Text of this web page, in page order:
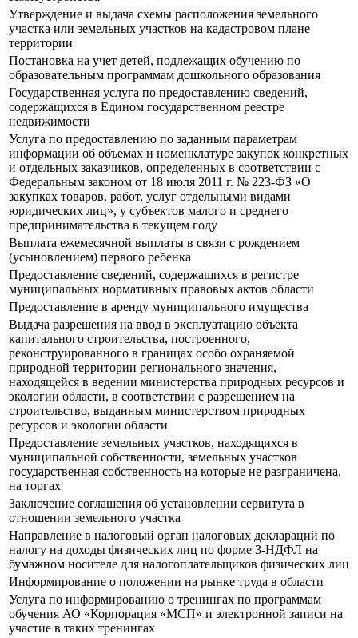
Утверждение и выдача схемы расположения земельного
участка или земельных участков на кадастровом плане
территории
Постановка на учет детей, подлежащих обучению по
образовательным программам дошкольного образования
Государственная услуга по предоставлению сведений,
содержащихся в Едином государственном реестре
недвижимости
Услуга по предоставлению по заданным параметрам
информации об объемах и номенклатуре закупок конкретных
и отдельных заказчиков, определенных в соответствии с
Федеральным законом от 18 июля 2011 г. № 223-ФЗ «О
закупках товаров, работ, услуг отдельными видами
юридических лиц», у субъектов малого и среднего
предпринимательства в текущем году
Выплата ежемесячной выплаты в связи с рождением
(усыновлением) первого ребенка
Предоставление сведений, содержащихся в регистре
муниципальных нормативных правовых актов области
Предоставление в аренду муниципального имущества
Выдача разрешения на ввод в эксплуатацию объекта
капитального строительства, построенного,
реконструированного в границах особо охраняемой
природной территории регионального значения,
находящейся в ведении министерства природных ресурсов и
экологии области, в соответствии с разрешением на
строительство, выданным министерством природных
ресурсов и экологии области
Предоставление земельных участков, находящихся в
муниципальной собственности, земельных участков
государственная собственность на которые не разграничена,
на торгах
Заключение соглашения об установлении сервитута в
отношении земельного участка
Направление в налоговый орган налоговых деклараций по
налогу на доходы физических лиц по форме 3-НДФЛ на
бумажном носителе для налогоплательщиков физических лиц
Информирование о положении на рынке труда в области
Услуга по информированию о тренингах по программам
обучения АО «Корпорация «МСП» и электронной записи на
участие в таких тренингах